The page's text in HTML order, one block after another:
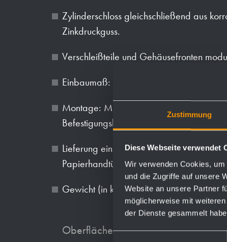
Zustimmung
Diese Webseite verwendet
Wir verwenden Cookies,
und die Zugriffe auf unsere
Website an unsere Partner
möglicherweise mit
der Dienste gesammelt
Zylinderschloss gleichschließend aus
Zinkdruckguss.
Verschleißteile und Gehäusefronten
Einbaumaß: 300 x 1200 x 140 mm
Montage: Mit vier Schrauben in
Befestigungslöcher in den Seitenwänden.
Lieferung einschließlich
Papierhandtücher.
Gewicht (in kg): 18.2
Oberflächen